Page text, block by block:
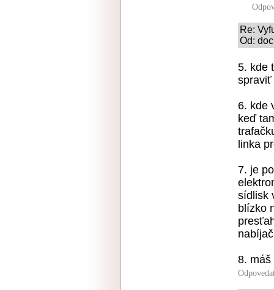
Re:
Od:
5. kde
spraviť
6. kde
keď
linka
7. je
sídlisk
blízko
8. máš